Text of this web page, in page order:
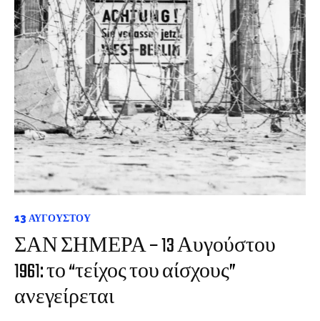
13 ΑΥΓΟΎΣΤΟΥ
ΣΑΝ ΣΗΜΕΡΑ – 13 Αυγούστου
1961: το “τείχος του αίσχους”
ανεγείρεται